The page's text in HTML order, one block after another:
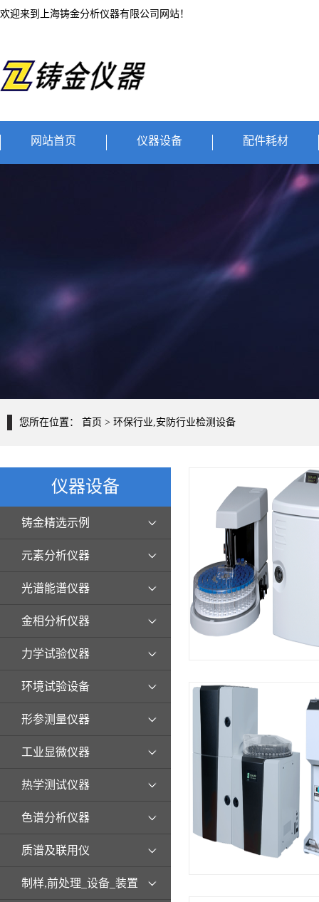
欢迎来到上海铸金分析仪器有限公司网站！
网站首页 仪器设备 配件耗材
您所在位置： 首页 > 环保行业,安防行业检测设备
仪器设备
铸金精选示例
元素分析仪器
光谱能谱仪器
金相分析仪器
力学试验仪器
环境试验设备
形参测量仪器
工业显微仪器
热学测试仪器
色谱分析仪器
质谱及联用仪
制样,前处理_设备_装置